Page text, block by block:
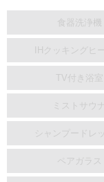
食器洗浄機
IHクッキングヒ
TV付き浴室
ミストサウナ
シャンプードレ
ペアガラス